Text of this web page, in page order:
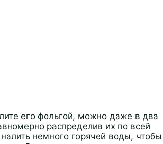
его фольгой, можно даже в два
распределив их по всей
немного горячей воды, чтобы